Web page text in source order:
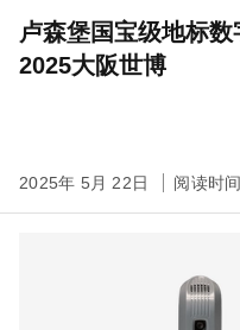
卢森堡国宝级地标
2025大阪世博
2025年 5月 22日 阅读时